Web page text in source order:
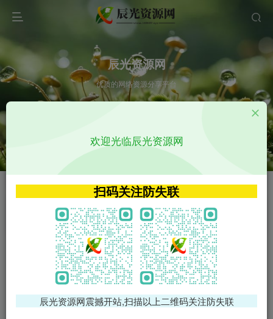
辰光资源网
优质的网络资源分享平台
VIP特权介绍 APP源码
VIP特权介绍
火
VIP特权介绍
影视源码
影视源码
免费领支付宝红包
腾讯轻量4核4G3M服务器38元/
欢迎光临辰光资源网
扫码关注防失联
辰光资源网震撼开站,扫描以上二维码关注防失联